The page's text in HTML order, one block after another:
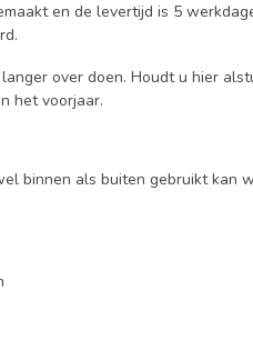
en de levertijd is 5
over doen. Houdt u hier
het voorjaar.
binnen als buiten gebruikt kan